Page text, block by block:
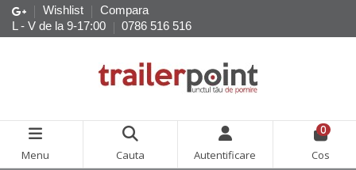
Wishlist
Compara
L - V de la 9-17:00
0786 516 516
Menu Cauta Autentificare
0
Cos